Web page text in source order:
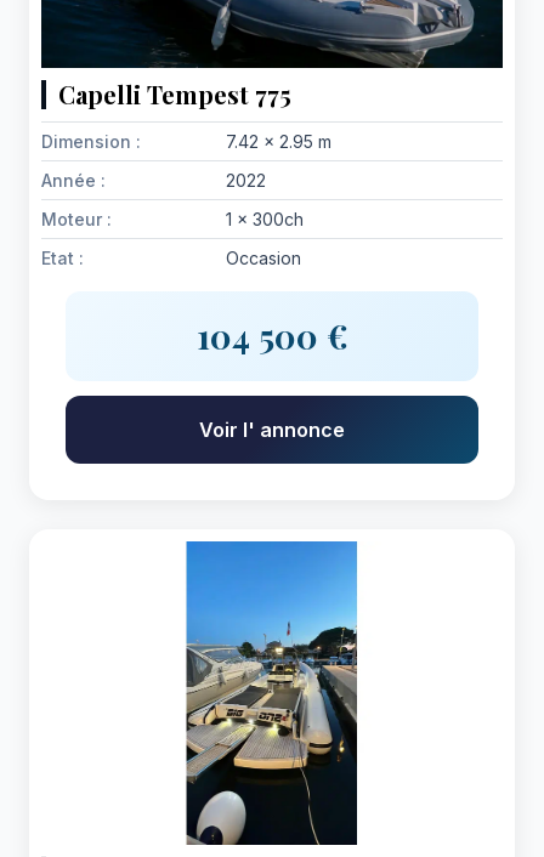
Capelli Tempest 775
Dimension :
7.42 x 2.95 m
Année :
2022
Moteur :
1 x 300ch
Etat :
Occasion
104 500 €
Voir l' annonce